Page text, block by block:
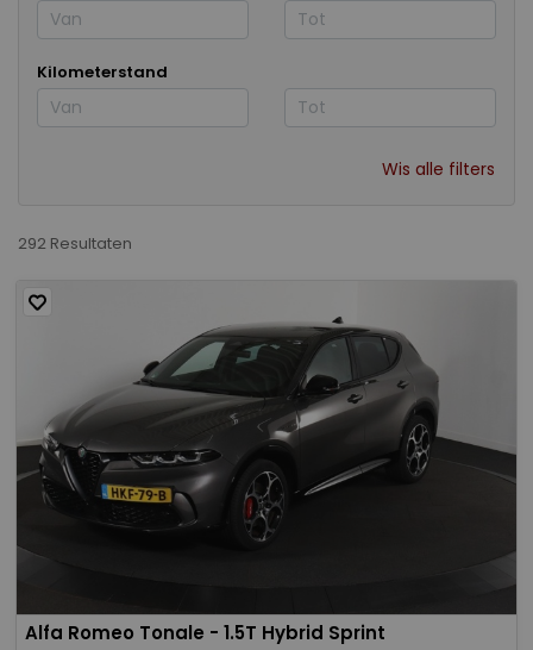
Kilometerstand
Wis alle filters
292 Resultaten
Alfa Romeo Tonale - 1.5T Hybrid Sprint